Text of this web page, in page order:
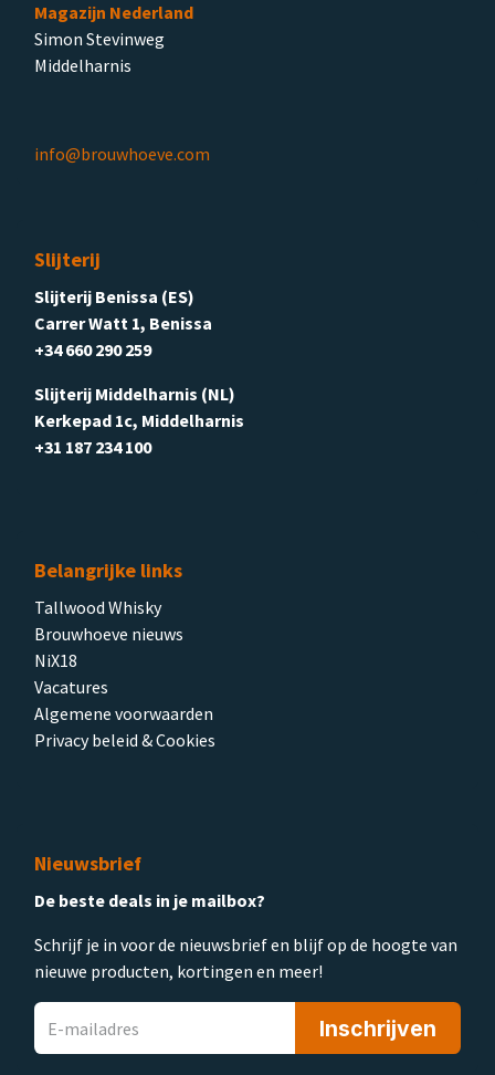
Magazijn Nederland
Simon Stevinweg
Middelharnis
info@brouwhoeve.com
Slijterij
Slijterij Benissa (ES)
Carrer Watt 1, Benissa
+34 660 290 259
Slijterij Middelharnis (NL)
Kerkepad 1c, Middelharnis
+31 187 234 100
Belangrijke links
Tallwood Whisky
Brouwhoeve nieuws
NiX18
Vacatures
Algemene voorwaarden
Privacy beleid & Cookies
Nieuwsbrief
De beste deals in je mailbox?
Schrijf je in voor de nieuwsbrief en blijf op de hoogte van
nieuwe producten, kortingen en meer!
Inschrijven